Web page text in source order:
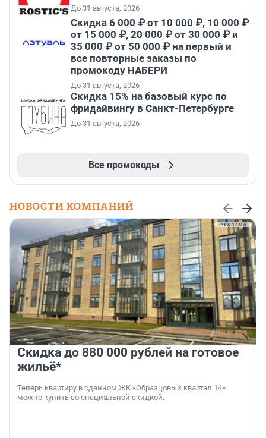
До 31 августа, 2026
Скидка 6 000 ₽ от 10 000 ₽, 10 000 ₽
от 15 000 ₽, 20 000 ₽ от 30 000 ₽ и
35 000 ₽ от 50 000 ₽ на первый и
все повторные заказы по
промокоду НАБЕРИ
До 31 августа, 2026
Скидка 15% на базовый курс по
фридайвингу в Санкт-Петербурге
До 31 августа, 2026
Все промокоды
НОВОСТИ КОМПАНИЙ
Скидка до 880 000 рублей на готовое
жильё*
Теперь квартиру в сданном ЖК «Образцовый квартал 14»
можно купить со специальной скидкой.